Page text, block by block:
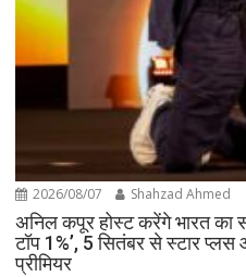
2026/08/07 Shahzad Ahmed
अनिल कपूर होस्ट करेंगे भारत का
टॉप 1%’, 5 सितंबर से स्टार प्लस
प्रीमियर